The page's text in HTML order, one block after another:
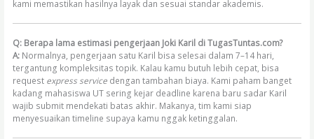
kami memastikan hasilnya layak dan sesuai standar akademis.
Q: Berapa lama estimasi pengerjaan Joki Karil di TugasTuntas.com?
A: Normalnya, pengerjaan satu Karil bisa selesai dalam 7–14 hari,
tergantung kompleksitas topik. Kalau kamu butuh lebih cepat, bisa
request express service dengan tambahan biaya. Kami paham banget
kadang mahasiswa UT sering kejar deadline karena baru sadar Karil
wajib submit mendekati batas akhir. Makanya, tim kami siap
menyesuaikan timeline supaya kamu nggak ketinggalan.